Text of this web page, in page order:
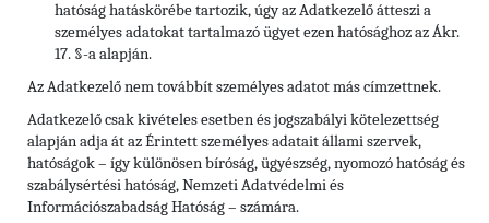
hatóság hatáskörébe tartozik, úgy az Adatkezelő átteszi a
személyes adatokat tartalmazó ügyet ezen hatósághoz az Ákr.
17. §-a alapján.
Az Adatkezelő nem továbbít személyes adatot más címzettnek.
Adatkezelő csak kivételes esetben és jogszabályi kötelezettség
alapján adja át az Érintett személyes adatait állami szervek,
hatóságok – így különösen bíróság, ügyészség, nyomozó hatóság és
szabálysértési hatóság, Nemzeti Adatvédelmi és
Információszabadság Hatóság – számára.